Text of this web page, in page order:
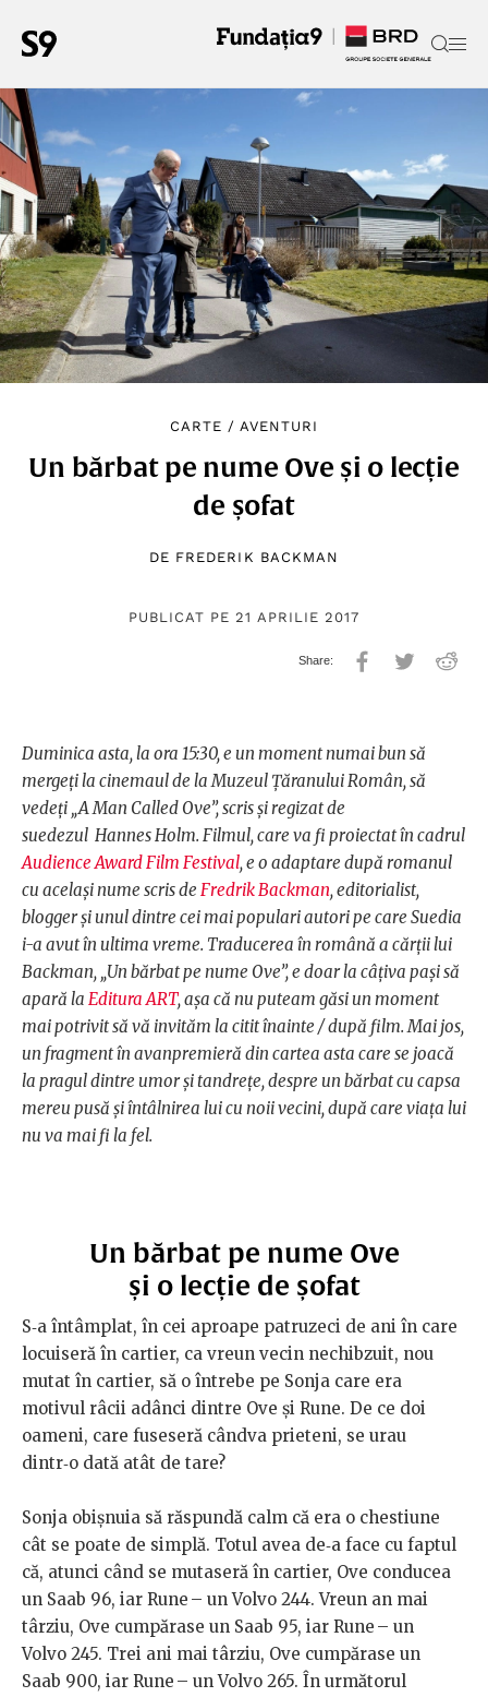
CARTE / AVENTURI
Un bărbat pe nume Ove și o lecție
de șofat
DE FREDERIK BACKMAN
PUBLICAT PE 21 APRILIE 2017
Duminica asta, la ora 15:30, e un moment numai bun să
mergeți la cinemaul de la Muzeul Țăranului Român, să
vedeți „A Man Called Ove”, scris și regizat de
suedezul Hannes Holm. Filmul, care va fi proiectat în cadrul
Audience Award Film Festival, e o adaptare după romanul
cu același nume scris de Fredrik Backman, editorialist,
blogger și unul dintre cei mai populari autori pe care Suedia
i-a avut în ultima vreme. Traducerea în română a cărții lui
Backman, „Un bărbat pe nume Ove”, e doar la câțiva pași să
apară la Editura ART, așa că nu puteam găsi un moment
mai potrivit să vă invităm la citit înainte / după film. Mai jos,
un fragment în avanpremieră din cartea asta care se joacă
la pragul dintre umor și tandrețe, despre un bărbat cu capsa
mereu pusă și întâlnirea lui cu noii vecini, după care viața lui
nu va mai fi la fel.
Un bărbat pe nume Ove
și o lecție de șofat
S‑a întâmplat, în cei aproape patruzeci de ani în care
locuiseră în cartier, ca vreun vecin nechibzuit, nou
mutat în cartier, să o întrebe pe Sonja care era
motivul râcii adânci dintre Ove și Rune. De ce doi
oameni, care fuseseră cândva prieteni, se urau
dintr‑o dată atât de tare?
Sonja obișnuia să răspundă calm că era o chestiune
cât se poate de simplă. Totul avea de‑a face cu faptul
că, atunci când se mutaseră în cartier, Ove conducea
un Saab 96, iar Rune – un Volvo 244. Vreun an mai
târziu, Ove cumpărase un Saab 95, iar Rune – un
Volvo 245. Trei ani mai târziu, Ove cumpărase un
Saab 900, iar Rune – un Volvo 265. În următorul